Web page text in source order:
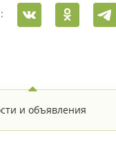
и объявления